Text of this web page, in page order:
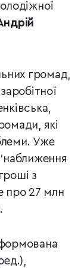
громад,
які
Уже
з
про 27 млн